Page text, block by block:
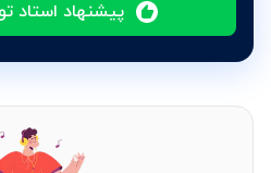
پیشنهاد استاد